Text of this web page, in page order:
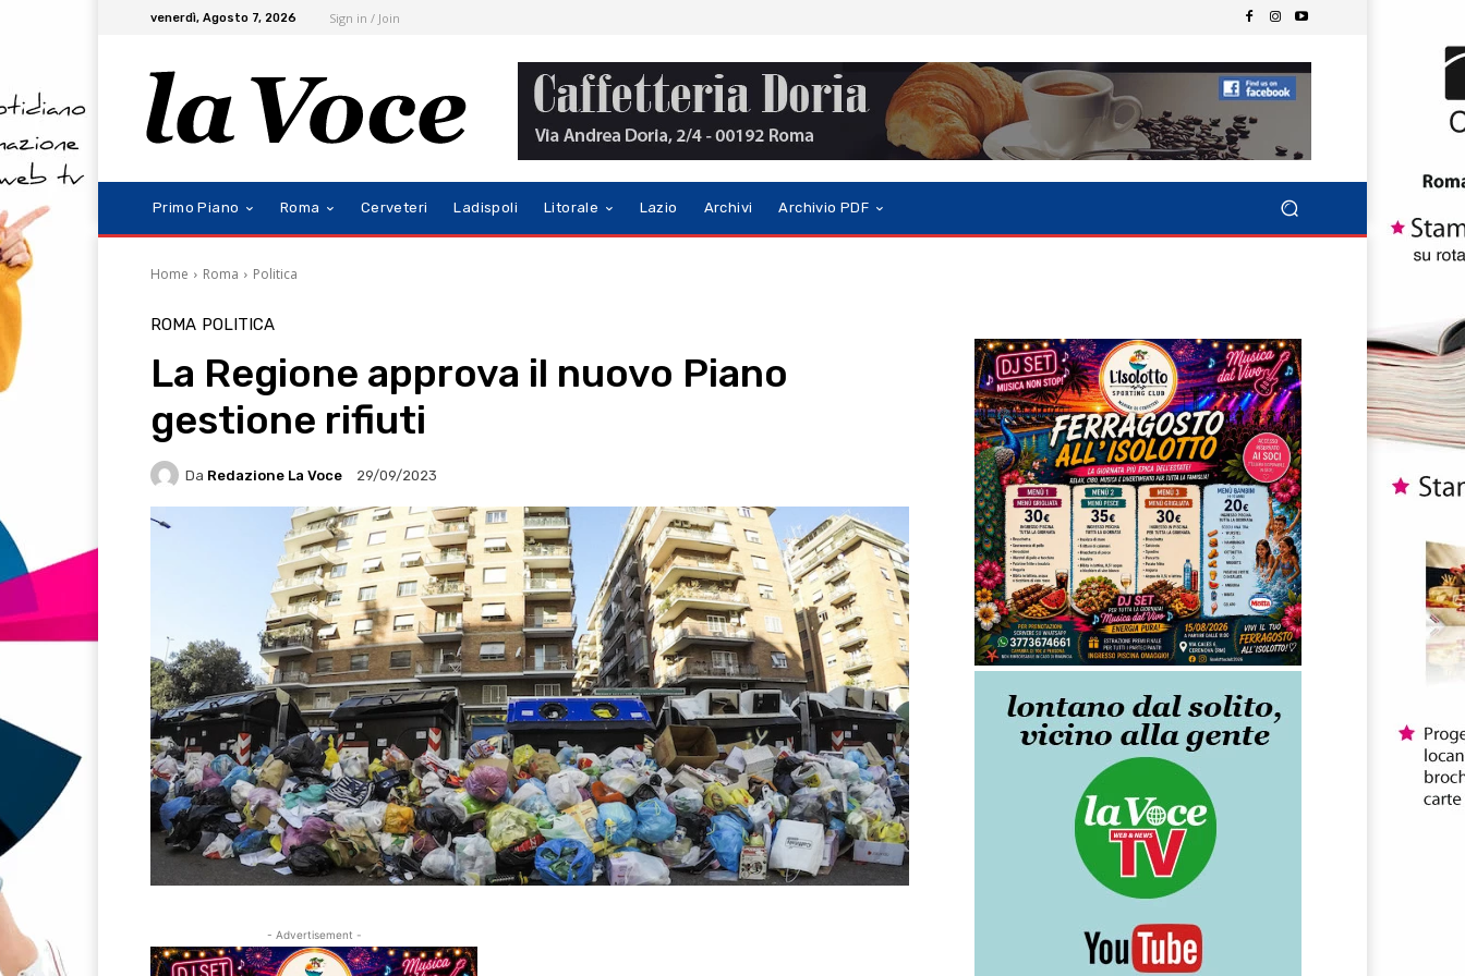
venerdì, Agosto 7, 2026 Sign in / Join
Primo Piano Roma Cerveteri Ladispoli Litorale Lazio Archivi Archivio PDF
Home Roma Politica
ROMA POLITICA
La Regione approva il nuovo Piano
gestione rifiuti
Da Redazione La Voce 29/09/2023
- Advertisement -